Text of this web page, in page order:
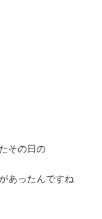
その日の
あったんですね